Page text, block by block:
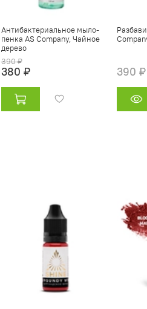
Антибактериальное мыло-
пенка AS Company, Чайное
дерево
390 ₽
380 ₽ 390 ₽